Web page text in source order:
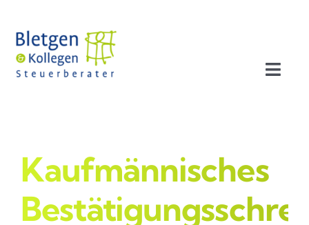
Inhalt
springen
Profil
Leistungen
Kaufmännisches